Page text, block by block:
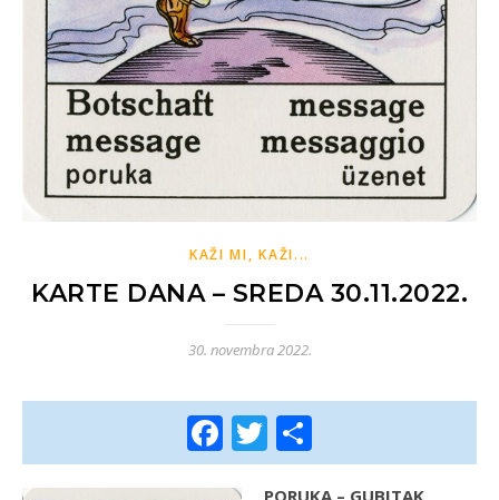
KAŽI MI, KAŽI...
KARTE DANA – SREDA 30.11.2022.
30. novembra 2022.
Facebook
Twitter
PORUKA – GUBITAK